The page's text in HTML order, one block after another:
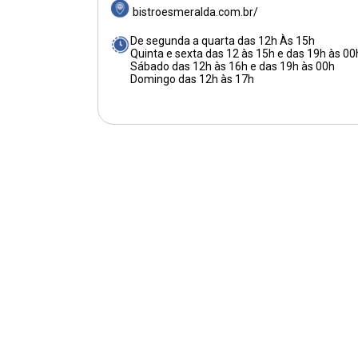
bistroesmeralda.com.br/
De segunda a quarta das 12h Às 15h
Quinta e sexta das 12 às 15h e das 19h às
Sábado das 12h às 16h e das 19h às 00h
Domingo das 12h às 17h